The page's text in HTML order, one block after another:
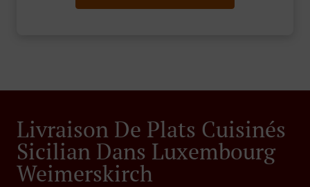
Livraison De Plats Cuisinés
Sicilian Dans Luxembourg
Weimerskirch